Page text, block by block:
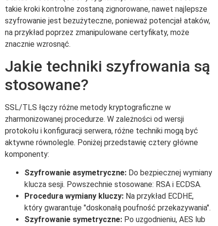
takie kroki kontrolne zostaną zignorowane, nawet najlepsze
szyfrowanie jest bezużyteczne, ponieważ potencjał ataków,
na przykład poprzez zmanipulowane certyfikaty, może
znacznie wzrosnąć.
Jakie techniki szyfrowania są
stosowane?
SSL/TLS łączy różne metody kryptograficzne w
zharmonizowanej procedurze. W zależności od wersji
protokołu i konfiguracji serwera, różne techniki mogą być
aktywne równolegle. Poniżej przedstawię cztery główne
komponenty:
Szyfrowanie asymetryczne: Do bezpiecznej wymiany
klucza sesji. Powszechnie stosowane: RSA i ECDSA.
Procedura wymiany kluczy: Na przykład ECDHE,
który gwarantuje "doskonałą poufność przekazywania".
Szyfrowanie symetryczne: Po uzgodnieniu, AES lub